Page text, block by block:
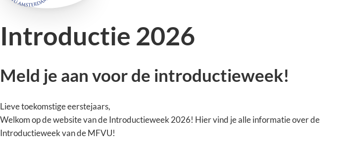
Introductie 2026
Meld je aan voor de introductieweek!
Lieve toekomstige eerstejaars,
Welkom op de website van de Introductieweek 2026! Hier vind je alle informatie over de
Introductieweek van de MFVU!